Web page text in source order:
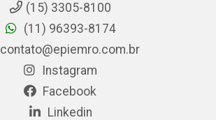
(15) 3305-8100
(11) 96393-8174
contato@epiemro.com.br
Instagram
Facebook
Linkedin